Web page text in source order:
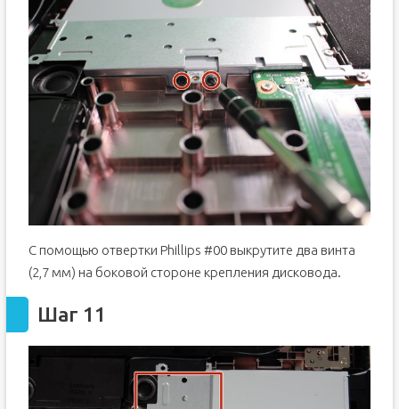
С помощью отвертки Phillips #00 выкрутите два винта
(2,7 мм) на боковой стороне крепления дисковода.
Шаг 11